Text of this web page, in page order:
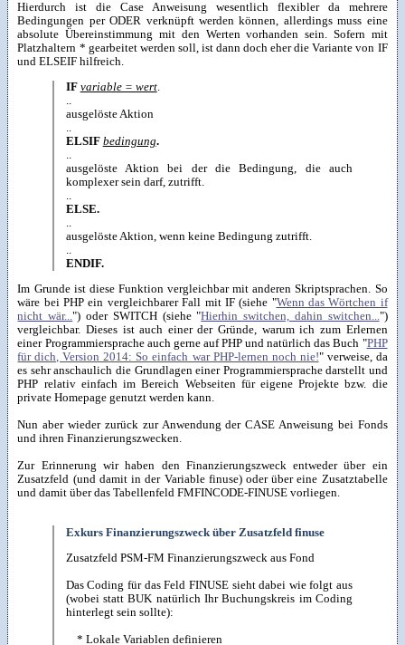
Hierdurch ist die Case Anweisung wesentlich flexibler da mehrere
Bedingungen per ODER verknüpft werden können, allerdings muss eine
absolute Übereinstimmung mit den Werten vorhanden sein. Sofern mit
Platzhaltern * gearbeitet werden soll, ist dann doch eher die Variante von IF
und ELSEIF hilfreich.
IF variable = wert.
..
ausgelöste Aktion
..
ELSIF bedingung.
..
ausgelöste Aktion bei der die Bedingung, die auch
komplexer sein darf, zutrifft.
..
ELSE.
..
ausgelöste Aktion, wenn keine Bedingung zutrifft.
..
ENDIF.
Im Grunde ist diese Funktion vergleichbar mit anderen Skriptsprachen. So
wäre bei PHP ein vergleichbarer Fall mit IF (siehe "Wenn das Wörtchen if
nicht wär...") oder SWITCH (siehe "Hierhin switchen, dahin switchen... ")
vergleichbar. Dieses ist auch einer der Gründe, warum ich zum Erlernen
einer Programmiersprache auch gerne auf PHP und natürlich das Buch "PHP
für dich, Version 2014: So einfach war PHP-lernen noch nie!" verweise, da
es sehr anschaulich die Grundlagen einer Programmiersprache darstellt und
PHP relativ einfach im Bereich Webseiten für eigene Projekte bzw. die
private Homepage genutzt werden kann.
Nun aber wieder zurück zur Anwendung der CASE Anweisung bei Fonds
und ihren Finanzierungszwecken.
Zur Erinnerung wir haben den Finanzierungszweck entweder über ein
Zusatzfeld (und damit in der Variable finuse) oder über eine Zusatztabelle
und damit über das Tabellenfeld FMFINCODE-FINUSE vorliegen.
Exkurs Finanzierungszweck über Zusatzfeld finuse
Zusatzfeld PSM-FM Finanzierungszweck aus Fond
Das Coding für das Feld FINUSE sieht dabei wie folgt aus
(wobei statt BUK natürlich Ihr Buchungskreis im Coding
hinterlegt sein sollte):
* Lokale Variablen definieren